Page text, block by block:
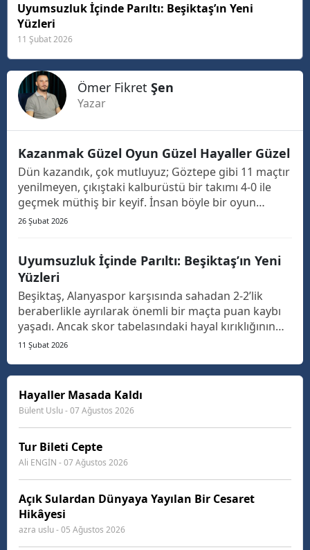
Uyumsuzluk İçinde Parıltı: Beşiktaş’ın Yeni
Yüzleri
11 Şubat 2026
Ömer Fikret Şen
Yazar
Kazanmak Güzel Oyun Güzel Hayaller Güzel
Dün kazandık, çok mutluyuz; Göztepe gibi 11 maçtır
yenilmeyen, çıkıştaki kalburüstü bir takımı 4-0 ile
geçmek müthiş bir keyif. İnsan böyle bir oyun
izleyince haklı olarak mest oluyor. Ancak insan
26 Şubat 2026
Uyumsuzluk İçinde Parıltı: Beşiktaş’ın Yeni
Yüzleri
Beşiktaş, Alanyaspor karşısında sahadan 2-2’lik
beraberlikle ayrılarak önemli bir maçta puan kaybı
yaşadı. Ancak skor tabelasındaki hayal kırıklığının
ötesine bakıp, sahadaki oyunu ve özellikle yeni
aldığımızda, hikayenin sadece kayıptan ibaret
olmadığını...
11 Şubat 2026
Hayaller Masada Kaldı
Bülent Uslu - 07 Ağustos 2026
Tur Bileti Cepte
Ali ENGİN - 07 Ağustos 2026
Açık Sulardan Dünyaya Yayılan Bir Cesaret
Hikâyesi
azra uslu - 05 Ağustos 2026